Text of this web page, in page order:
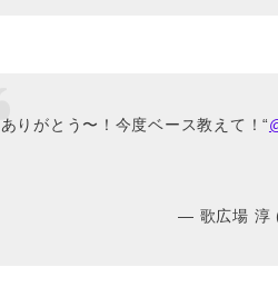
ありがとう〜！今度ベース教えて！“
— 歌広場 淳